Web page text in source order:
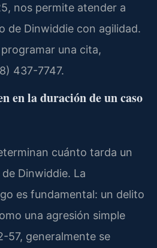
nos permite atender a
de Dinwiddie con agilidad.
una cita,
437-7747.
en la duración de un caso
cuánto tarda un
Dinwiddie. La
es fundamental: un delito
una agresión simple
57, generalmente se